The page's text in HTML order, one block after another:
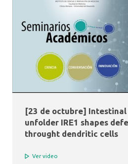
Ver video
[23 de octubre]
unfolder IRE1 shapes
throught dendritic cells